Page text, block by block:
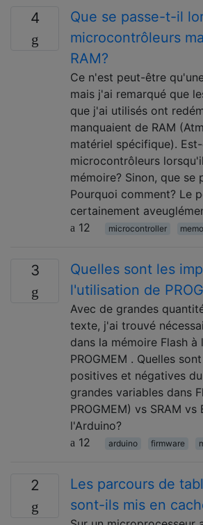
4
Que se passe-t-il
microcontrôleurs
RAM?
Ce n'est peut-être
mais j'ai remarqué que
que j'ai utilisés ont
manquaient de RAM
matériel spécifique).
microcontrôleurs
mémoire? Sinon, que se
Pourquoi comment? Le
certainement
12
microcontroller
3
Quelles sont les
l'utilisation de
Avec de grandes
texte, j'ai trouvé
dans la mémoire Flash à
PROGMEM . Quelles
positives et négatives
grandes variables dans
PROGMEM) vs SRAM vs
l'Arduino?
12
arduino firmware
2
Les parcours de
sont-ils mis en